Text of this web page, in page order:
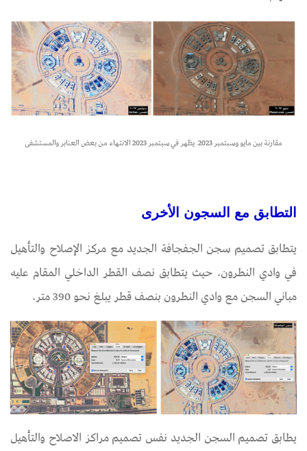
​​​​​​​​​​​​​​مقارنة بين مايو وسبتمبر 2023. يظهر في سبتمبر 2023 الانتهاء من بعض العنابر والمستشفى
التطابق مع السجون الأخرى
يتطابق تصميم سجن الجفجافة الجديد مع مركز الإصلاح والتأهيل
في وادي النطرون. حيث يتطابق نصف القطر الداخلي المقام عليه
مباني السجن مع وادي النطرون بنصف قطر يبلغ نحو 390 متر.
​​​​​​​يطابق تصميم السجن الجديد نفس تصميم مراكز الاصلاح والتأهيل